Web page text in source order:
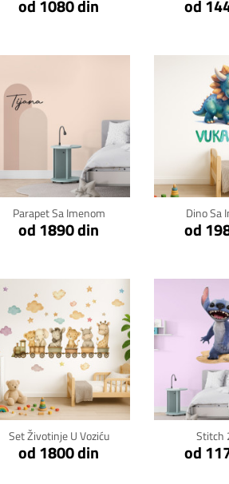
od 1080 din od
Parapet Sa Imenom
od 1890 din
Klikni za detalje
Dino Sa
od
Klikni
Set Životinje U Voziću
od 1800 din
Klikni za detalje
Stitch
od
Klikni